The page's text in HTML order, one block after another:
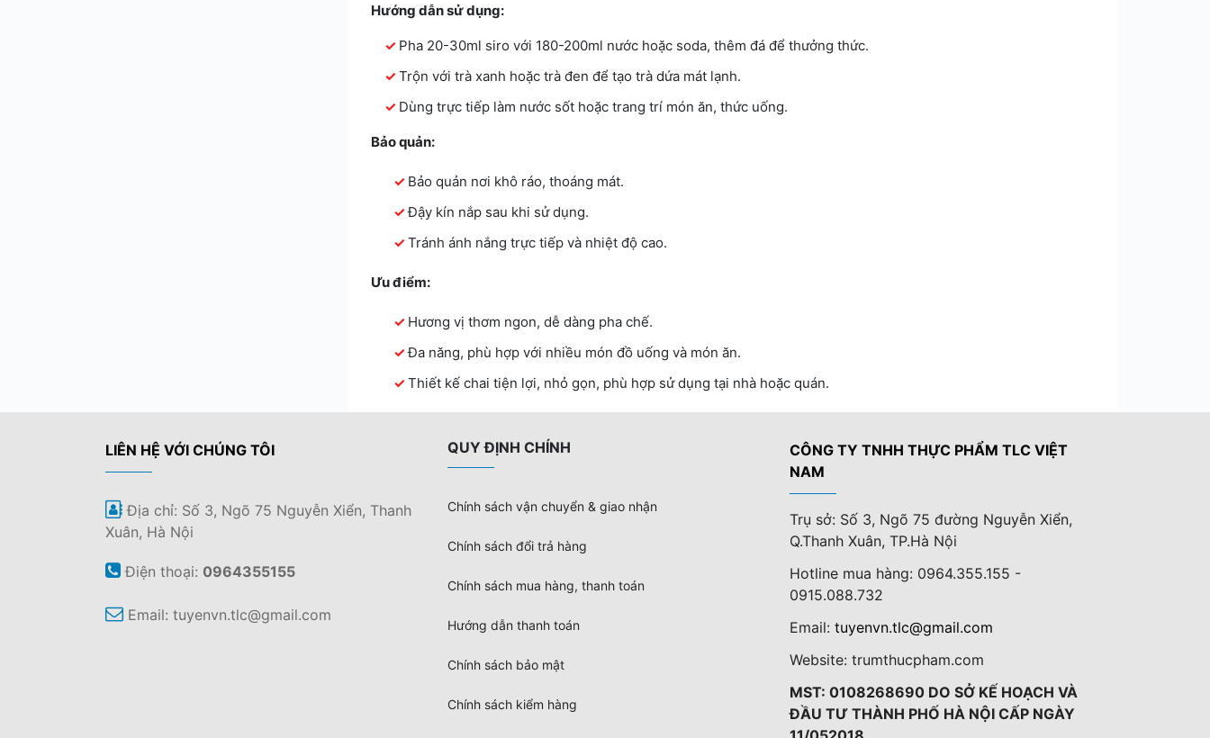
Hướng dẫn sử dụng:
Pha 20-30ml siro với 180-200ml nước hoặc soda, thêm đá để thưởng thức.
Trộn với trà xanh hoặc trà đen để tạo trà dứa mát lạnh.
Dùng trực tiếp làm nước sốt hoặc trang trí món ăn, thức uống.
Bảo quản:
Bảo quản nơi khô ráo, thoáng mát.
Đậy kín nắp sau khi sử dụng.
Tránh ánh nắng trực tiếp và nhiệt độ cao.
Ưu điểm:
Hương vị thơm ngon, dễ dàng pha chế.
Đa năng, phù hợp với nhiều món đồ uống và món ăn.
Thiết kế chai tiện lợi, nhỏ gọn, phù hợp sử dụng tại nhà hoặc quán.
LIÊN HỆ VỚI CHÚNG TÔI
Địa chỉ: Số 3, Ngõ 75 Nguyễn Xiển, Thanh
Xuân, Hà Nội
Điện thoại: 0964355155
Email: tuyenvn.tlc@gmail.com
QUY ĐỊNH CHÍNH
Chính sách vận chuyển & giao nhận
Chính sách đổi trả hàng
Chính sách mua hàng, thanh toán
Hướng dẫn thanh toán
Chính sách bảo mật
Chính sách kiểm hàng
CÔNG TY TNHH THỰC PHẨM TLC VIỆT
NAM
Trụ sở: Số 3, Ngõ 75 đường Nguyễn Xiển,
Q.Thanh Xuân, TP.Hà Nội
Hotline mua hàng: 0964.355.155 -
0915.088.732
Email: tuyenvn.tlc@gmail.com
Website: trumthucpham.com
MST: 0108268690 DO SỞ KẾ HOẠCH VÀ
ĐẦU TƯ THÀNH PHỐ HÀ NỘI CẤP NGÀY